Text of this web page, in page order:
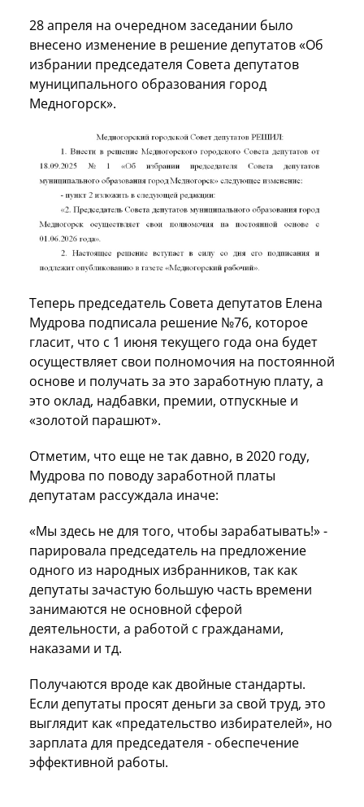
28 апреля на очередном заседании было
внесено изменение в решение депутатов «Об
избрании председателя Совета депутатов
муниципального образования город
Медногорск».
Теперь председатель Совета депутатов Елена
Мудрова подписала решение №76, которое
гласит, что с 1 июня текущего года она будет
осуществляет свои полномочия на постоянной
основе и получать за это заработную плату, а
это оклад, надбавки, премии, отпускные и
«золотой парашют».
Отметим, что еще не так давно, в 2020 году,
Мудрова по поводу заработной платы
депутатам рассуждала иначе:
«Мы здесь не для того, чтобы зарабатывать!» -
парировала председатель на предложение
одного из народных избранников, так как
депутаты зачастую большую часть времени
занимаются не основной сферой
деятельности, а работой с гражданами,
наказами и тд.
Получаются вроде как двойные стандарты.
Если депутаты просят деньги за свой труд, это
выглядит как «предательство избирателей», но
зарплата для председателя - обеспечение
эффективной работы.